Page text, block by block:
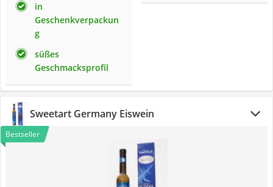
in
Geschenkverpackun
g
süßes
Geschmacksprofil
Sweetart Germany Eiswein
Bestseller